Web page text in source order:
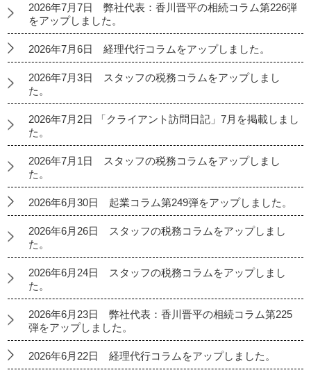
2026年7月7日 弊社代表：香川晋平の相続コラム第226弾
をアップしました。
2026年7月6日 経理代行コラムをアップしました。
2026年7月3日 スタッフの税務コラムをアップしまし
た。
2026年7月2日 「クライアント訪問日記」7月を掲載しまし
た。
2026年7月1日 スタッフの税務コラムをアップしまし
た。
2026年6月30日 起業コラム第249弾をアップしました。
2026年6月26日 スタッフの税務コラムをアップしまし
た。
2026年6月24日 スタッフの税務コラムをアップしまし
た。
2026年6月23日 弊社代表：香川晋平の相続コラム第225
弾をアップしました。
2026年6月22日 経理代行コラムをアップしました。